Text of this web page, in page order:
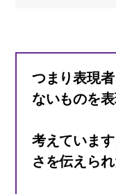
つまり表現
ないものを
考えていま
さを伝えら